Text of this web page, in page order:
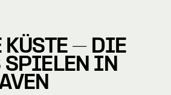
KÜSTE – DIE
SPIELEN IN